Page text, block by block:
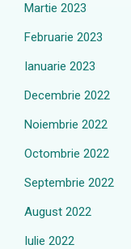
Martie 2023
Februarie 2023
Ianuarie 2023
Decembrie 2022
Noiembrie 2022
Octombrie 2022
Septembrie 2022
August 2022
Iulie 2022